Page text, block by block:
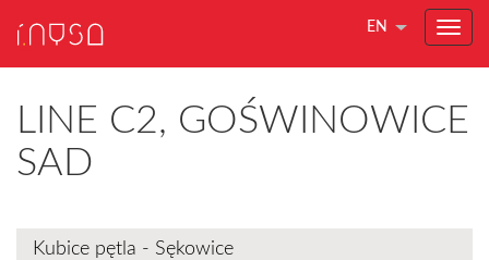
EN
LINE C2, GOŚWINOWICE
SAD
Kubice pętla - Sękowice